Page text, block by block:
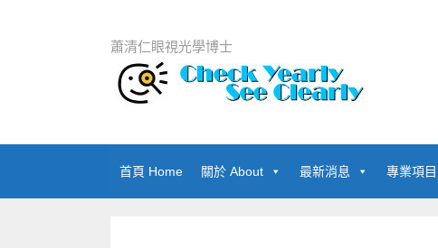
蕭清仁眼視光學博士
首頁 Home 關於 About 最新消息 專業項目